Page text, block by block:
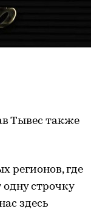
Тывес также
регионов, где
строчку
здесь